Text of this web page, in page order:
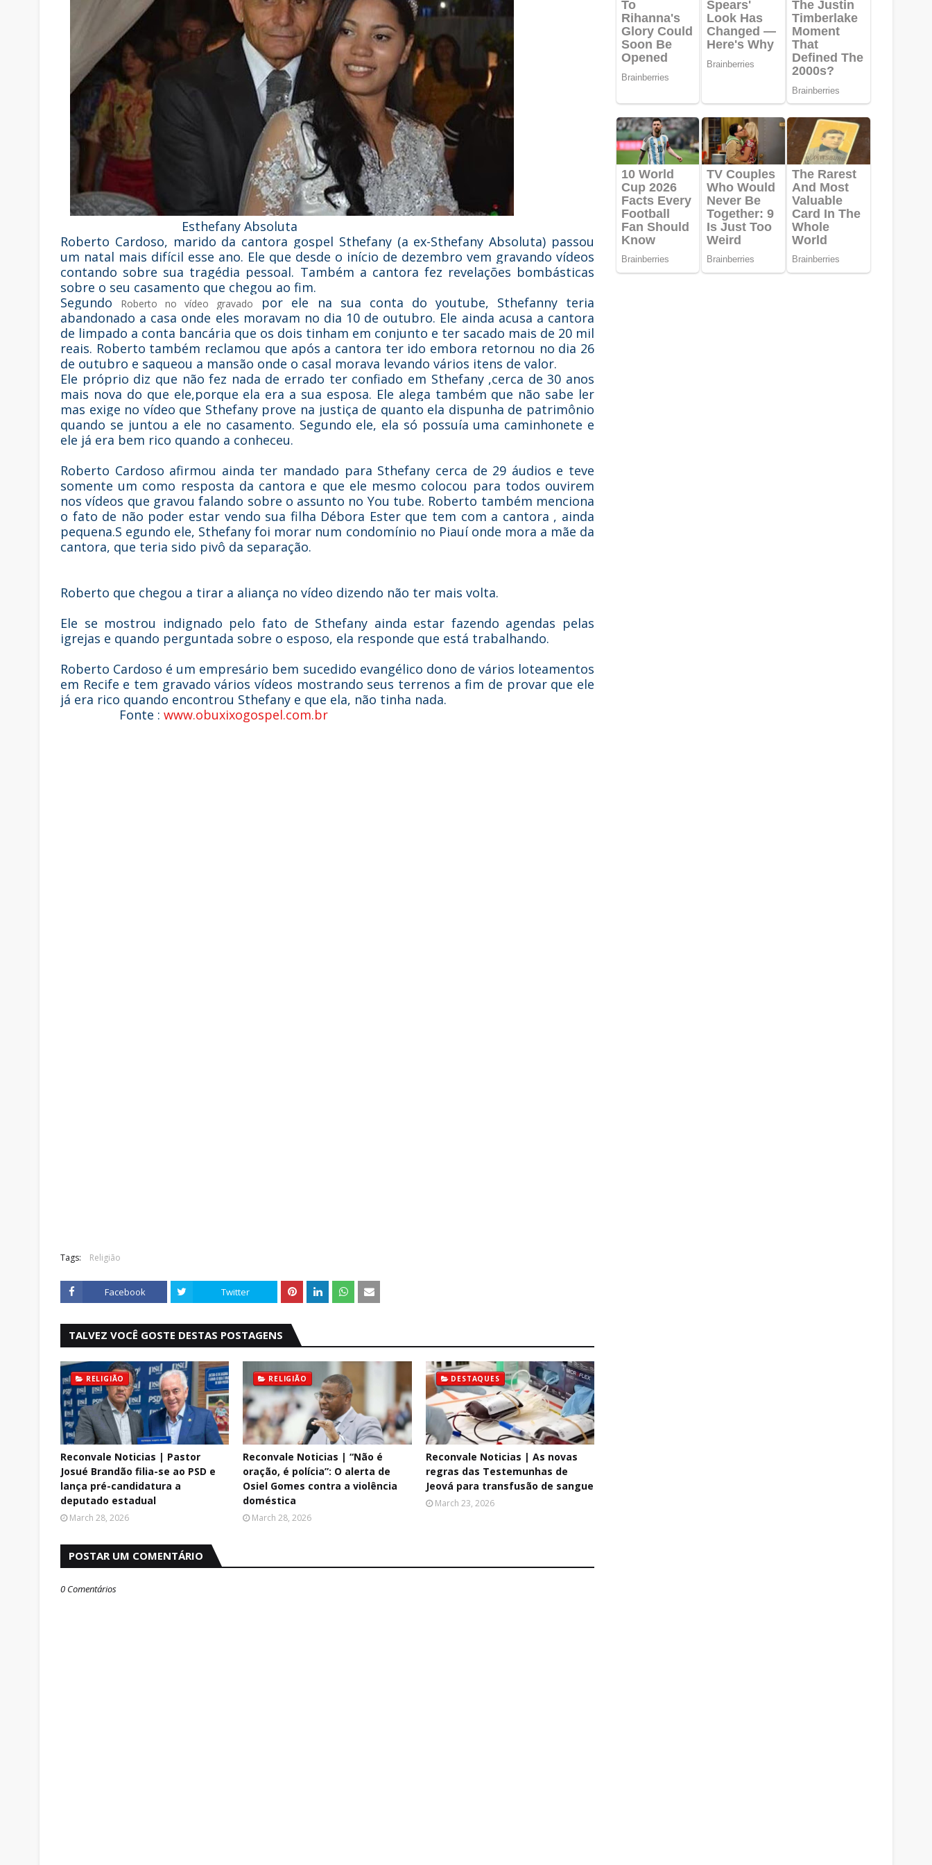
Esthefany Absoluta
Roberto Cardoso, marido da cantora gospel Sthefany (a ex-Sthefany Absoluta) passou
um natal mais difícil esse ano. Ele que desde o início de dezembro vem gravando vídeos
contando sobre sua tragédia pessoal. Também a cantora fez revelações bombásticas
sobre o seu casamento que chegou ao fim.
Segundo
Roberto no vídeo gravado
por ele na sua conta do youtube, Sthefanny teria
abandonado a casa onde eles moravam no dia 10 de outubro. Ele ainda acusa a cantora
de limpado a conta bancária que os dois tinham em conjunto e ter sacado mais de 20 mil
reais. Roberto também reclamou que após a cantora ter ido embora retornou no dia 26
de outubro e saqueou a mansão onde o casal morava levando vários itens de valor.
Ele próprio diz que não fez nada de errado ter confiado em Sthefany ,cerca de 30 anos
mais nova do que ele,porque ela era a sua esposa. Ele alega também que não sabe ler
mas exige no vídeo que Sthefany prove na justiça de quanto ela dispunha de patrimônio
quando se juntou a ele no casamento. Segundo ele, ela só possuía uma caminhonete e
ele já era bem rico quando a conheceu.
Roberto Cardoso afirmou ainda ter mandado para Sthefany cerca de 29 áudios e teve
somente um como resposta da cantora e que ele mesmo colocou para todos ouvirem
nos vídeos que gravou falando sobre o assunto no You tube. Roberto também menciona
o fato de não poder estar vendo sua filha Débora Ester que tem com a cantora , ainda
pequena.S egundo ele, Sthefany foi morar num condomínio no Piauí onde mora a mãe da
cantora, que teria sido pivô da separação.
Roberto que chegou a tirar a aliança no vídeo dizendo não ter mais volta.
Ele se mostrou indignado pelo fato de Sthefany ainda estar fazendo agendas pelas
igrejas e quando perguntada sobre o esposo, ela responde que está trabalhando.
Roberto Cardoso é um empresário bem sucedido evangélico dono de vários loteamentos
em Recife e tem gravado vários vídeos mostrando seus terrenos a fim de provar que ele
já era rico quando encontrou Sthefany e que ela, não tinha nada.
Fonte : www.obuxixogospel.com.br
Tags: Religião
Facebook Twitter
TALVEZ VOCÊ GOSTE DESTAS POSTAGENS
RELIGIÃO
Reconvale Noticias | Pastor
Josué Brandão filia-se ao PSD e
lança pré-candidatura a
deputado estadual
March 28, 2026
RELIGIÃO
Reconvale Noticias | “Não é
oração, é polícia”: O alerta de
Osiel Gomes contra a violência
doméstica
March 28, 2026
DESTAQUES
Reconvale Noticias | As novas
regras das Testemunhas de
Jeová para transfusão de sangue
March 23, 2026
POSTAR UM COMENTÁRIO
0 Comentários